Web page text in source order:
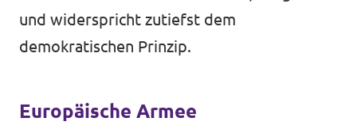
und widerspricht zutiefst dem
demokratischen Prinzip.
Europäische Armee